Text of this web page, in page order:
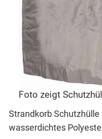
Foto zeigt
Strandkorb Schutzhülle
wasserdichtes